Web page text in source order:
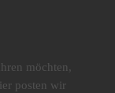
möchten,
posten wir